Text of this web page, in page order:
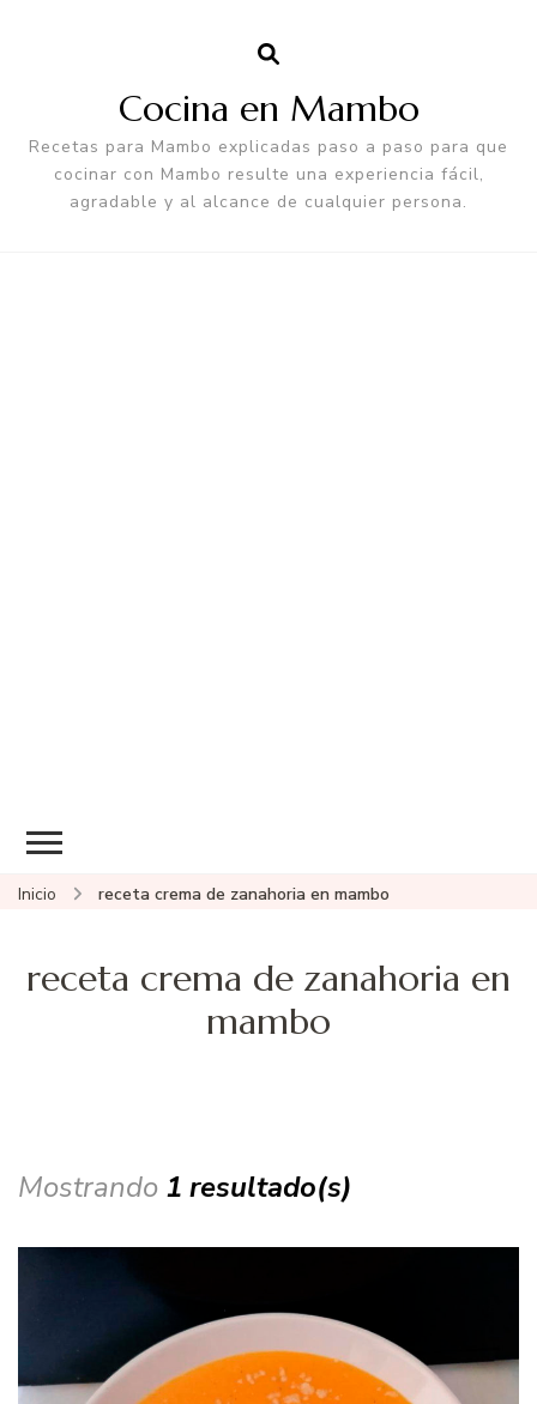
Cocina en Mambo
Recetas para Mambo explicadas paso a paso para que
cocinar con Mambo resulte una experiencia fácil,
agradable y al alcance de cualquier persona.
Inicio receta crema de zanahoria en mambo
receta crema de zanahoria en
mambo
Mostrando 1 resultado(s)